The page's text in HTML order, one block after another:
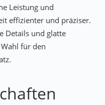
Leistung und
effizienter und präziser.
Details und glatte
für den